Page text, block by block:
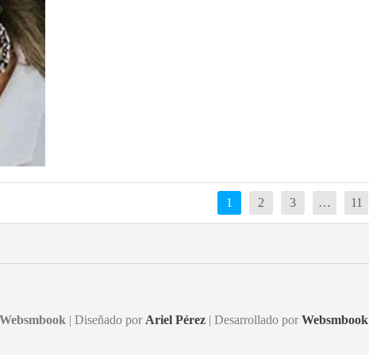
1 2 3 … 11
Websmbook | Diseñado por Ariel Pérez | Desarrollado porWebsmbook